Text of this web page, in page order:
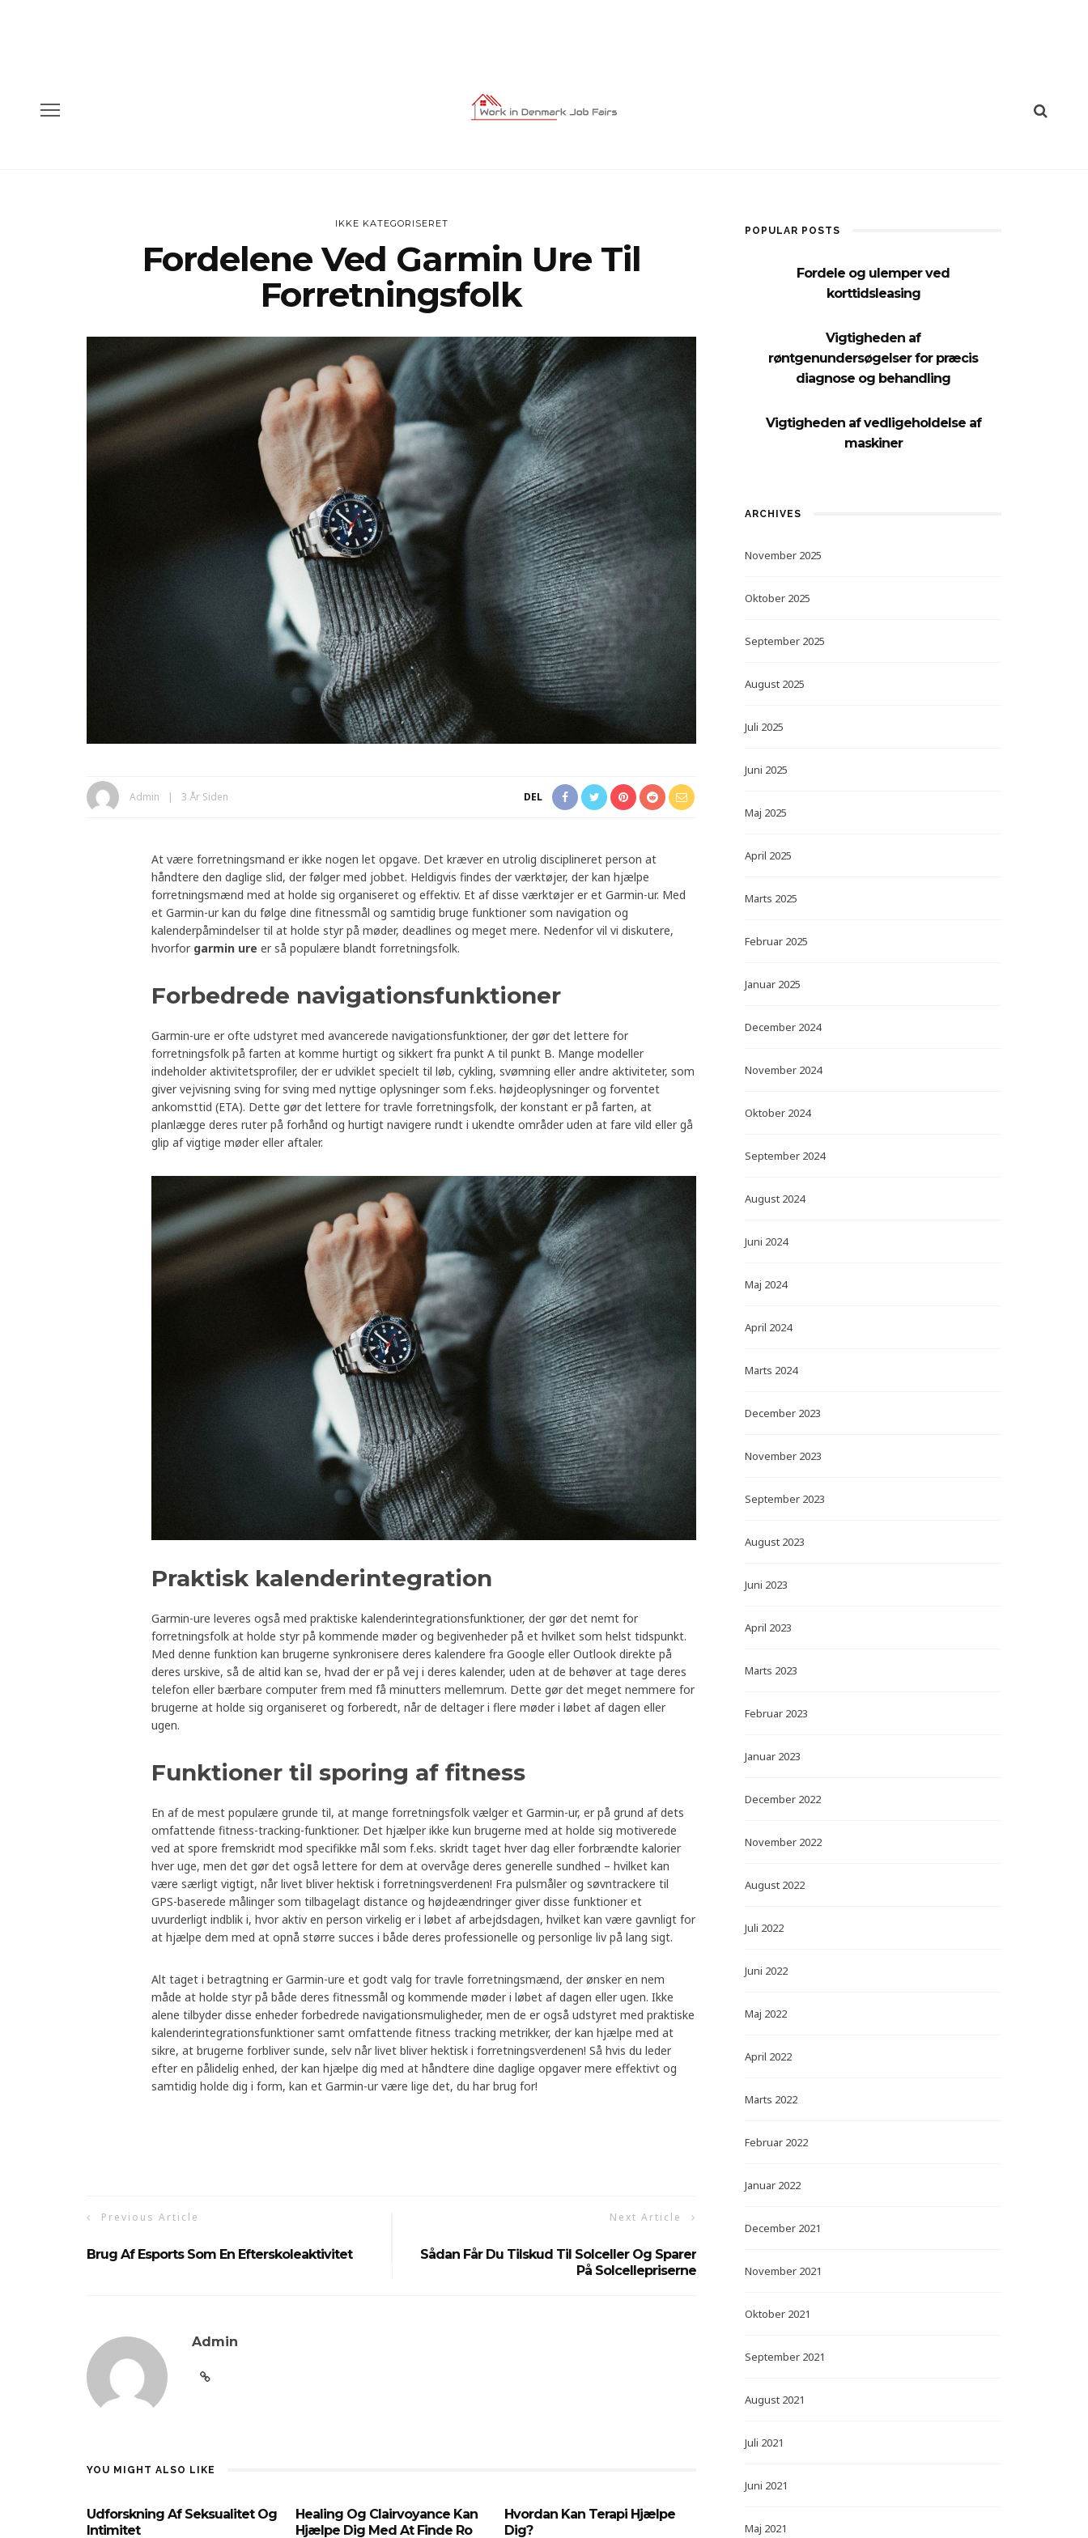
IKKE KATEGORISERET
Fordelene Ved Garmin Ure Til
Forretningsfolk
Admin 3 År Siden DEL
At være forretningsmand er ikke nogen let opgave. Det kræver en utrolig disciplineret person at
håndtere den daglige slid, der følger med jobbet. Heldigvis findes der værktøjer, der kan hjælpe
forretningsmænd med at holde sig organiseret og effektiv. Et af disse værktøjer er et Garmin-ur. Med
et Garmin-ur kan du følge dine fitnessmål og samtidig bruge funktioner som navigation og
kalenderpåmindelser til at holde styr på møder, deadlines og meget mere. Nedenfor vil vi diskutere,
hvorfor garmin ure er så populære blandt forretningsfolk.
Forbedrede navigationsfunktioner
Garmin-ure er ofte udstyret med avancerede navigationsfunktioner, der gør det lettere for
forretningsfolk på farten at komme hurtigt og sikkert fra punkt A til punkt B. Mange modeller
indeholder aktivitetsprofiler, der er udviklet specielt til løb, cykling, svømning eller andre aktiviteter, som
giver vejvisning sving for sving med nyttige oplysninger som f.eks. højdeoplysninger og forventet
ankomsttid (ETA). Dette gør det lettere for travle forretningsfolk, der konstant er på farten, at
planlægge deres ruter på forhånd og hurtigt navigere rundt i ukendte områder uden at fare vild eller gå
glip af vigtige møder eller aftaler.
Praktisk kalenderintegration
Garmin-ure leveres også med praktiske kalenderintegrationsfunktioner, der gør det nemt for
forretningsfolk at holde styr på kommende møder og begivenheder på et hvilket som helst tidspunkt.
Med denne funktion kan brugerne synkronisere deres kalendere fra Google eller Outlook direkte på
deres urskive, så de altid kan se, hvad der er på vej i deres kalender, uden at de behøver at tage deres
telefon eller bærbare computer frem med få minutters mellemrum. Dette gør det meget nemmere for
brugerne at holde sig organiseret og forberedt, når de deltager i flere møder i løbet af dagen eller
ugen.
Funktioner til sporing af fitness
En af de mest populære grunde til, at mange forretningsfolk vælger et Garmin-ur, er på grund af dets
omfattende fitness-tracking-funktioner. Det hjælper ikke kun brugerne med at holde sig motiverede
ved at spore fremskridt mod specifikke mål som f.eks. skridt taget hver dag eller forbrændte kalorier
hver uge, men det gør det også lettere for dem at overvåge deres generelle sundhed – hvilket kan
være særligt vigtigt, når livet bliver hektisk i forretningsverdenen! Fra pulsmåler og søvntrackere til
GPS-baserede målinger som tilbagelagt distance og højdeændringer giver disse funktioner et
uvurderligt indblik i, hvor aktiv en person virkelig er i løbet af arbejdsdagen, hvilket kan være gavnligt for
at hjælpe dem med at opnå større succes i både deres professionelle og personlige liv på lang sigt.
Alt taget i betragtning er Garmin-ure et godt valg for travle forretningsmænd, der ønsker en nem
måde at holde styr på både deres fitnessmål og kommende møder i løbet af dagen eller ugen. Ikke
alene tilbyder disse enheder forbedrede navigationsmuligheder, men de er også udstyret med praktiske
kalenderintegrationsfunktioner samt omfattende fitness tracking metrikker, der kan hjælpe med at
sikre, at brugerne forbliver sunde, selv når livet bliver hektisk i forretningsverdenen! Så hvis du leder
efter en pålidelig enhed, der kan hjælpe dig med at håndtere dine daglige opgaver mere effektivt og
samtidig holde dig i form, kan et Garmin-ur være lige det, du har brug for!
Previous Article
Brug Af Esports Som En Efterskoleaktivitet
Next Article
Sådan Får Du Tilskud Til Solceller Og Sparer
På Solcellepriserne
Admin
YOU MIGHT ALSO LIKE
Udforskning Af Seksualitet Og
Intimitet
Healing Og Clairvoyance Kan
Hjælpe Dig Med At Finde Ro
Hvordan Kan Terapi Hjælpe
Dig?
POPULAR POSTS
Fordele og ulemper ved
korttidsleasing
Vigtigheden af
røntgenundersøgelser for præcis
diagnose og behandling
Vigtigheden af vedligeholdelse af
maskiner
ARCHIVES
November 2025
Oktober 2025
September 2025
August 2025
Juli 2025
Juni 2025
Maj 2025
April 2025
Marts 2025
Februar 2025
Januar 2025
December 2024
November 2024
Oktober 2024
September 2024
August 2024
Juni 2024
Maj 2024
April 2024
Marts 2024
December 2023
November 2023
September 2023
August 2023
Juni 2023
April 2023
Marts 2023
Februar 2023
Januar 2023
December 2022
November 2022
August 2022
Juli 2022
Juni 2022
Maj 2022
April 2022
Marts 2022
Februar 2022
Januar 2022
December 2021
November 2021
Oktober 2021
September 2021
August 2021
Juli 2021
Juni 2021
Maj 2021